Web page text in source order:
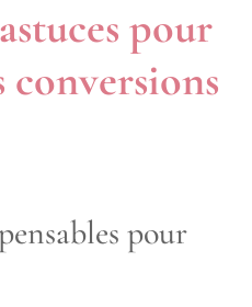
pour
pour